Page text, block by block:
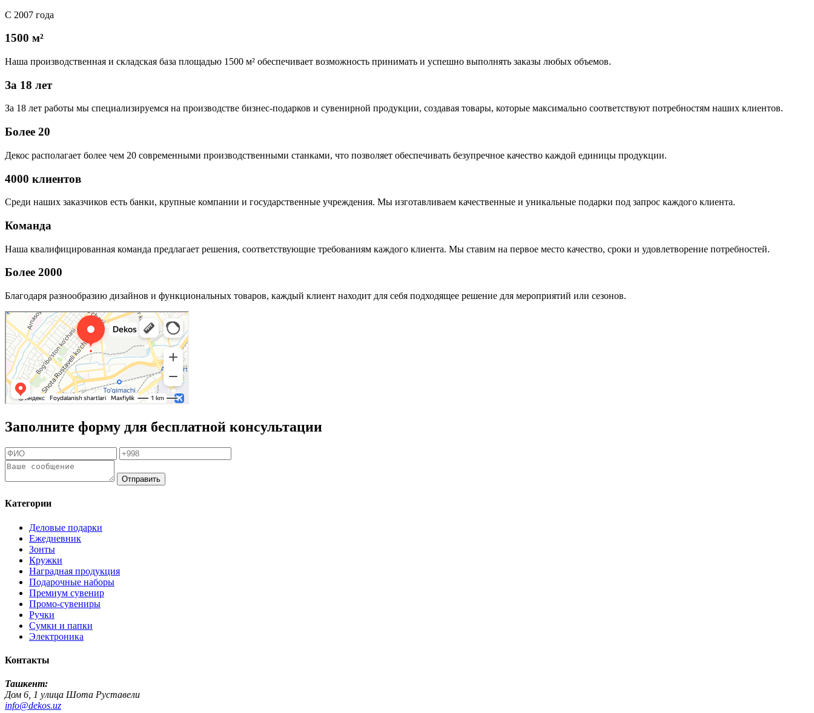
С 2007 года
1500 м²
Наша производственная и складская база площадью 1500 м² обеспечивает возможность принимать и успешно выполнять заказы любых объемов.
За 18 лет
За 18 лет работы мы специализируемся на производстве бизнес-подарков и сувенирной продукции, создавая товары, которые максимально соответствуют потребностям наших клиентов.
Более 20
Декос располагает более чем 20 современными производственными станками, что позволяет обеспечивать безупречное качество каждой единицы продукции.
4000 клиентов
Среди наших заказчиков есть банки, крупные компании и государственные учреждения. Мы изготавливаем качественные и уникальные подарки под запрос каждого клиента.
Команда
Наша квалифицированная команда предлагает решения, соответствующие требованиям каждого клиента. Мы ставим на первое место качество, сроки и удовлетворение потребностей.
Более 2000
Благодаря разнообразию дизайнов и функциональных товаров, каждый клиент находит для себя подходящее решение для мероприятий или сезонов.
Заполните форму для бесплатной консультации
Отправить
Категории
Деловые подарки
Ежедневник
Зонты
Кружки
Наградная продукция
Подарочные наборы
Премиум сувенир
Промо-сувениры
Ручки
Сумки и папки
Электроника
Контакты
Ташкент:
Дом 6, 1 улица Шота Руставели
info@dekos.uz